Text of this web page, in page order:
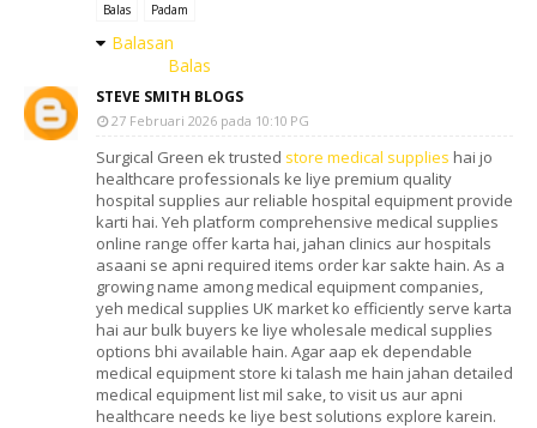
Balas Padam
Balasan
Balas
STEVE SMITH BLOGS
27 Februari 2026 pada 10:10 PG
Surgical Green ek trusted store medical supplies hai jo
healthcare professionals ke liye premium quality
hospital supplies aur reliable hospital equipment provide
karti hai. Yeh platform comprehensive medical supplies
online range offer karta hai, jahan clinics aur hospitals
asaani se apni required items order kar sakte hain. As a
growing name among medical equipment companies,
yeh medical supplies UK market ko efficiently serve karta
hai aur bulk buyers ke liye wholesale medical supplies
options bhi available hain. Agar aap ek dependable
medical equipment store ki talash me hain jahan detailed
medical equipment list mil sake, to visit us aur apni
healthcare needs ke liye best solutions explore karein.